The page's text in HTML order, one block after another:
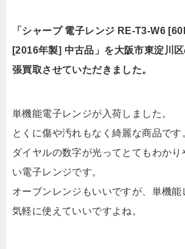
「シャープ 電子レンジ RE-T3-W6
[2016年製] 中古品」を大阪市東淀川
張買取させていただきました。
単機能電子レンジが入荷しました。
とくに傷や汚れもなく綺麗な商品です
ダイヤルの数字が光ってとてもわかり
い電子レンジです。
オーブンレンジもいいですが、単機能
気軽に使えていいですよね。